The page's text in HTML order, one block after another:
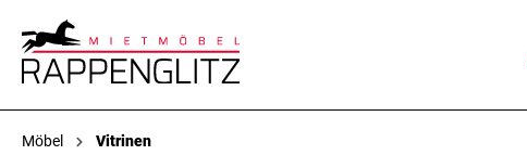
Möbel Vitrinen